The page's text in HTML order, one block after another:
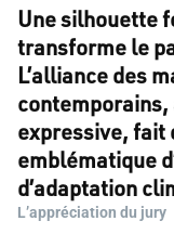
Une silhouette
transforme le
L’alliance des
contemporains,
expressive, fait
emblématique
d’adaptation
L’appréciation du jury